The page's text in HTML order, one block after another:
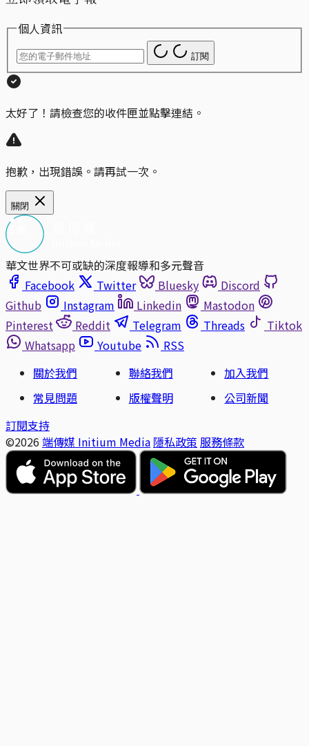
個人資訊
訂閱
太好了！請檢查您的收件匣並點擊連結。
抱歉，出現錯誤。請再試一次。
關閉
華文世界不可或缺的深度報導和多元聲音
Facebook
Twitter Bluesky
Discord
Github
Instagram Linkedin
Mastodon
Pinterest
Reddit Telegram Threads
Tiktok
Whatsapp
Youtube
RSS
關於我們
聯絡我們
加入我們
常見問題
版權聲明
公司新聞
訂閱支持
©2026 端傳媒 Initium Media 隱私政策 服務條款